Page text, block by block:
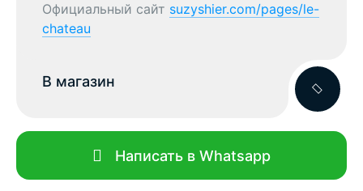
Официальный сайт suzyshier.com/pages/le-
chateau
В магазин
Написать в Whatsapp